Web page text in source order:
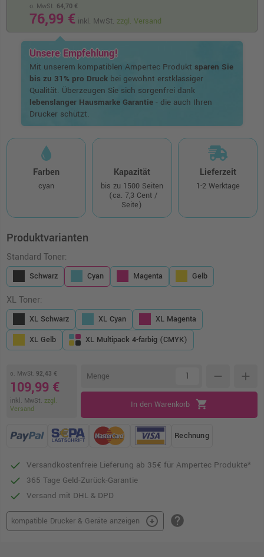
o. MwSt. 64,70 €
76,99 € inkl. MwSt. zzgl. Versand
Unsere Empfehlung!
Mit unserem kompatiblen Ampertec Produkt sparen Sie
bis zu 31% pro Druckbei gewohnt erstklassiger
Qualität. Überzeugen Sie sich sorgenfrei dank
lebenslanger Hausmarke Garantie- die auch Ihren
Drucker schützt.
Farben
cyan
Kapazität
bis zu 1500 Seiten
(ca. 7,3 Cent /
Seite)
Lieferzeit
1-2 Werktage
Produktvarianten
Standard Toner:
Schwarz Cyan Magenta Gelb
XL Toner:
XL Schwarz XL Cyan
XL Magenta
XL Gelb
XL Multipack 4-farbig (CMYK)
o. MwSt. 92,43 €
109,99 €
inkl. MwSt. zzgl.
Versand
Menge remove add
In den Warenkorb shopping_cart
Rechnung
Versandkostenfreie Lieferung ab 35€ für Ampertec Produkte*
365 Tage Geld-Zurück-Garantie
Versand mit DHL & DPD
kompatible Drucker & Geräte anzeigen arrow_circle_down help